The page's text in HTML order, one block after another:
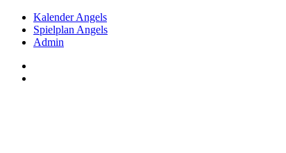
Kalender Angels
Spielplan Angels
Admin